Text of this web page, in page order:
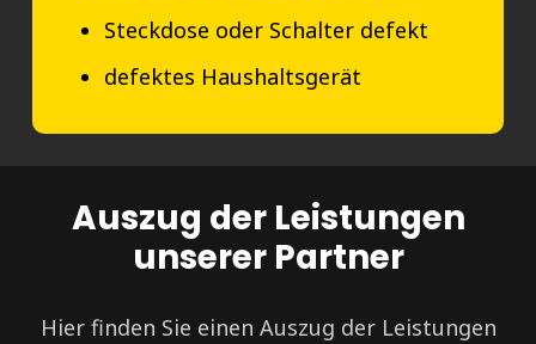
Steckdose oder Schalter defekt
defektes Haushaltsgerät
Auszug der Leistungen
unserer Partner
Hier finden Sie einen Auszug der Leistungen